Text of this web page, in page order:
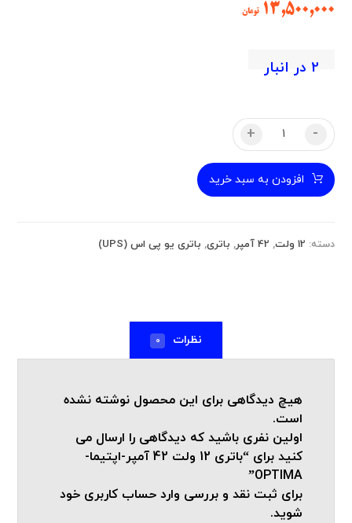
۱۳,۵۰۰,۰۰۰ تومان
2 در انبار
-
+
افزودن به سبد خرید
دسته: 12 ولت , 42 آمپر , باتری, باتری یو پی اس (UPS)
نظرات 0
هیچ دیدگاهی برای این محصول نوشته نشده
است.
اولین نفری باشید که دیدگاهی را ارسال می
کنید برای “باتری 12 ولت 42 آمپر-اپتیما-
OPTIMA”
برای ثبت نقد و بررسی وارد حساب کاربری خود
شوید.